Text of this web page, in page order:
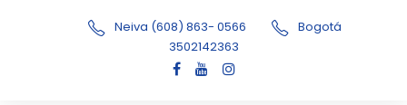
Neiva (608) 863- 0566
Bogotá
3502142363